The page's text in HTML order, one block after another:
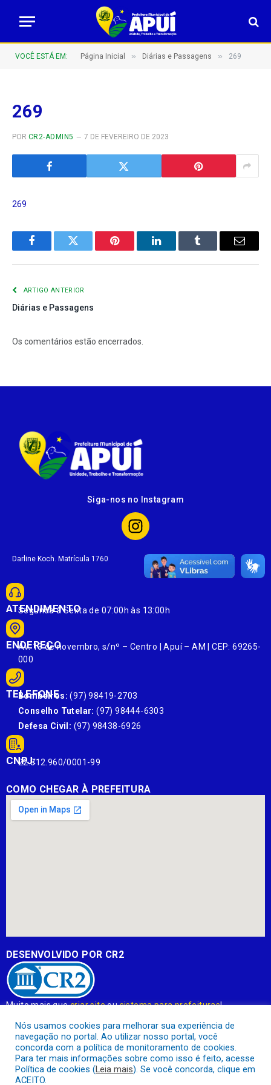
VOCÊ ESTÁ EM: Página Inicial » Diárias e Passagens » 269
269
POR CR2-ADMIN5 7 DE FEVEREIRO DE 2023
269
FacebookTwitter Pinterest LinkedInTumblr
E-
ARTIGO ANTERIOR
Diárias e Passagens
Os comentários estão encerrados.
Siga-nos no Instagram
Darline Koch. Matrícula 1760
ATENDIMENTO
Segunda à Sexta de 07:00h às 13:00h
ENDEREÇO
Av. 13 de novembro, s/nº – Centro | Apuí – AM | CEP: 69265-
000
TELEFONE
Bombeiros: (97) 98419-2703
Conselho Tutelar: (97) 98444-6303
Defesa Civil: (97) 98438-6926
CNPJ:
22.812.960/0001-99
COMO CHEGAR À PREFEITURA
DESENVOLVIDO POR CR2
Muito mais quecriar siteousistema para prefeituras!
contrato que todas as exigências das leis de transparência
públicaserão atendidas.
Conheça oPNTPe o Radar da Transparência Pública
Nós usamos cookies para melhorar sua experiência de
navegação no portal. Ao utilizar nosso portal, você
concorda com a política de monitoramento de cookies.
Para ter mais informações sobre como isso é feito, acesse
Política de cookies (Leia mais). Se você concorda, clique em
ACEITO.